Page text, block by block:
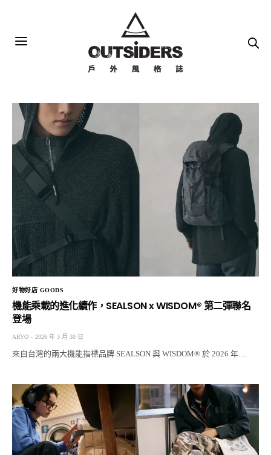
好物好店 GOODS
機能乘載的進化續作，SEALSON x WISDOM® 第二彈聯名
登場
ARYO 2026 年 3 月 30 日
來自台灣的兩大機能指標品牌 SEALSON 與 WISDOM® 於 2026 年…